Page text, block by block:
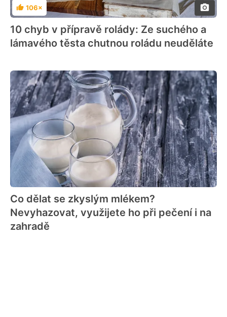
Hodnocení
106×
10 chyb v přípravě rolády: Ze suchého a
lámavého těsta chutnou roládu neuděláte
Co dělat se zkyslým mlékem?
Nevyhazovat, využijete ho při pečení i na
zahradě